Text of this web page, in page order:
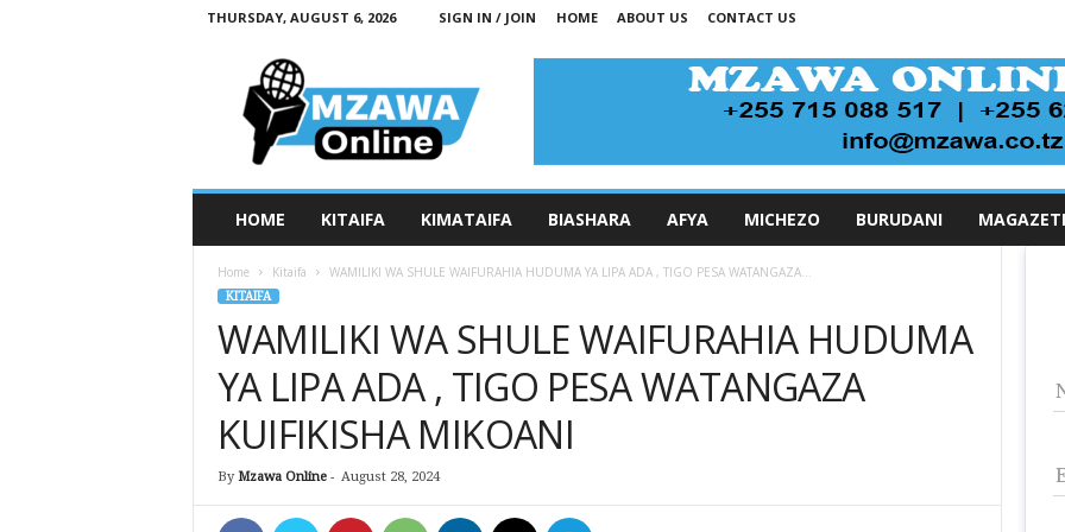
THURSDAY, AUGUST 6, 2026 SIGN IN / JOIN HOME ABOUT US CONTACT US
HOME KITAIFA KIMATAIFA BIASHARA AFYA MICHEZO BURUDANI MAGAZETI
Home Kitaifa WAMILIKI WA SHULE WAIFURAHIA HUDUMA YA LIPA ADA , TIGO PESA WATANGAZA...
KITAIFA
WAMILIKI WA SHULE WAIFURAHIA HUDUMA
YA LIPA ADA , TIGO PESA WATANGAZA
KUIFIKISHA MIKOANI
By Mzawa Online- August 28, 2024